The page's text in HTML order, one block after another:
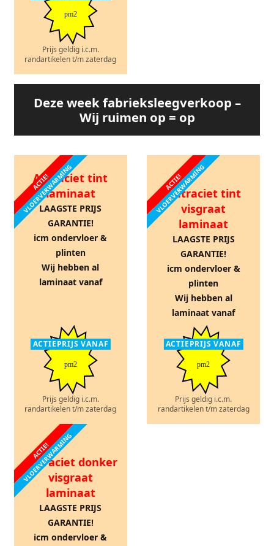
pm2
Prijs geldig i.c.m.
randartikelen t/m zaterdag
Deze week fabrieksleegverkoop –
Wij ruimen op = op
ACTIE!
VLOERVERWARMING
Antraciet tint
laminaat
LAAGSTE PRIJS
GARANTIE!
icm ondervloer &
plinten
Wij hebben al
laminaat vanaf
ACTIEPRIJS VANAF
pm2
Prijs geldig i.c.m.
randartikelen t/m zaterdag
ACTIE!
VLOERVERWARMING
Antraciet tint
visgraat
laminaat
LAAGSTE PRIJS
GARANTIE!
icm ondervloer &
plinten
Wij hebben al
laminaat vanaf
ACTIEPRIJS VANAF
pm2
Prijs geldig i.c.m.
randartikelen t/m zaterdag
ACTIE!
VLOERVERWARMING
Antraciet donker
visgraat
laminaat
LAAGSTE PRIJS
GARANTIE!
icm ondervloer &